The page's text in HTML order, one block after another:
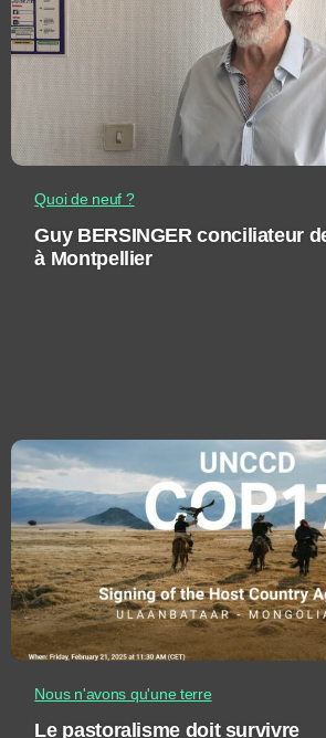
Quoi de neuf ?
Guy BERSINGER conciliateur
à Montpellier
Nous n'avons qu'une terre
Le pastoralisme doit survivre